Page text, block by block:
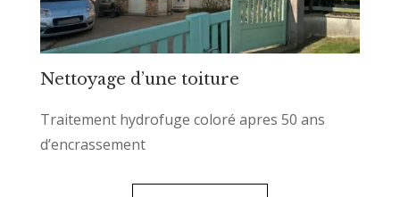
Nettoyage d’une toiture
Traitement hydrofuge coloré apres 50 ans
d’encrassement